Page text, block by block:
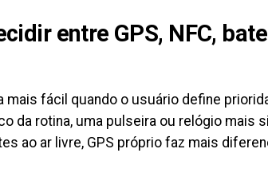
entre GPS, NFC,
mais fácil quando o usuário define
da rotina, uma pulseira ou relógio mais
ao ar livre, GPS próprio faz mais